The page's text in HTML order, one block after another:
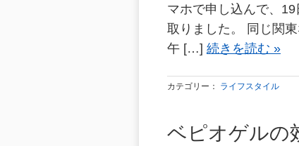
マホで申し込んで、
取りました。 同じ関
午 […] 続きを読む »
カテゴリー： ライフスタイル
ベピオゲルの